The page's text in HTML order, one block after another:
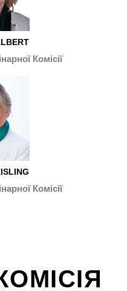
Комісії
Комісії